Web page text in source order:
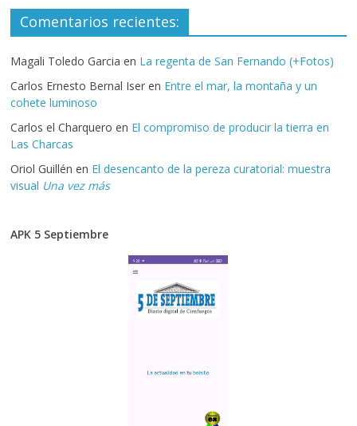
Comentarios recientes:
Magali Toledo Garcia en La regenta de San Fernando (+Fotos)
Carlos Ernesto Bernal Iser en Entre el mar, la montaña y un
cohete luminoso
Carlos el Charquero en El compromiso de producir la tierra en
Las Charcas
Oriol Guillén en El desencanto de la pereza curatorial: muestra
visual Una vez más
APK 5 Septiembre